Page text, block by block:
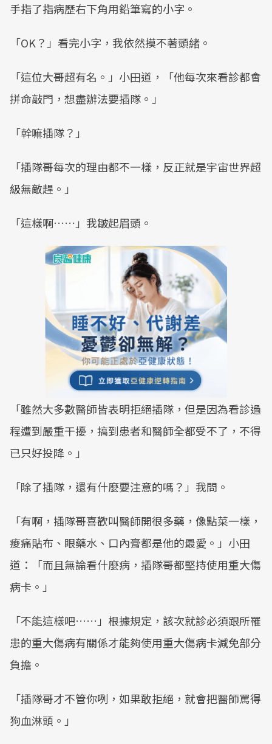
手指了指病歷右下角用鉛筆寫的小字。
「OK？」看完小字，我依然摸不著頭緒。
「這位大哥超有名。」小田道，「他每次來看診都會
拼命敲門，想盡辦法要插隊。」
「幹嘛插隊？」
「插隊哥每次的理由都不一樣，反正就是宇宙世界超
級無敵趕。」
「這樣啊……」我皺起眉頭。
「雖然大多數醫師皆表明拒絕插隊，但是因為看診過
程遭到嚴重干擾，搞到患者和醫師全都受不了，不得
已只好投降。」
「除了插隊，還有什麼要注意的嗎？」我問。
「有啊，插隊哥喜歡叫醫師開很多藥，像點菜一樣，
痠痛貼布、眼藥水、口內膏都是他的最愛。」小田
道：「而且無論看什麼病，插隊哥都堅持使用重大傷
病卡。」
「不能這樣吧……」根據規定，該次就診必須跟所罹
患的重大傷病有關係才能夠使用重大傷病卡減免部分
負擔。
「插隊哥才不管你咧，如果敢拒絕，就會把醫師罵得
狗血淋頭。」